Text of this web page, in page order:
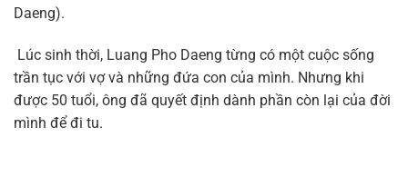
Daeng).
Lúc sinh thời, Luang Pho Daeng từng có một cuộc sống
trần tục với vợ và những đứa con của mình. Nhưng khi
được 50 tuổi, ông đã quyết định dành phần còn lại của đời
mình để đi tu.